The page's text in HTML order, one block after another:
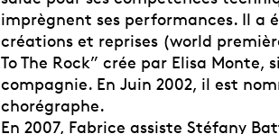
imprègnent ses performances. Il a
créations et reprises (world
To The Rock” crée par Elisa Monte,
compagnie. En Juin 2002, il est
chorégraphe.
En 2007, Fabrice assiste Stéfany